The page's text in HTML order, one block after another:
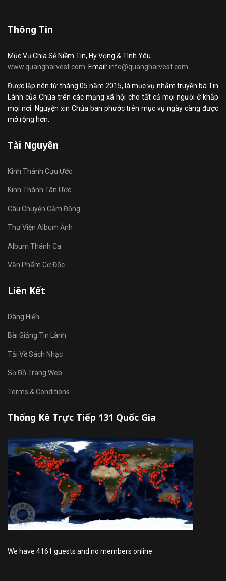
Thông Tin
Mục Vụ Chia Sẻ Niềm Tin, Hy Vọng & Tình Yêu
www.quangharvest.com Email: info@quangharvest.com
Được lập nên từ tháng 05 năm 2015, là mục vụ nhằm truyền bá Tin
Lành của Chúa trên các mạng xã hội cho tất cả mọi người ở khắp
mọi nơi. Nguyện xin Chúa ban phước trên mục vụ ngày càng được
mở rộng hơn.
Tài Nguyên
Kinh Thánh Cựu Ước
Kinh Thánh Tân Ước
Câu Chuyện Cảm Động
Thư Viện Album Ảnh
Album Thánh Ca
Văn Phẩm Cơ Đốc
Liên Kết
Dâng Hiến
Bài Giảng Tin Lành
Tải Về Sách Nhạc
Sơ Đồ Trang Web
Terms & Conditions
Thống Kê Trực Tiếp 131 Quốc Gia
We have 4161 guests and no members online